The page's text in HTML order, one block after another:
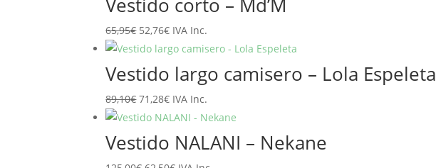
era:
135,95€.
es:
108,76€.
65,95€ El
precio
original
era:
65,95€.
52,76€El
precio
actual
es:
52,76€.
IVA Inc.
Vestido largo camisero – Lola Espeleta
89,10€El
precio
original
era:
71,28€El
precio
actual
es:
IVA Inc.
Vestido NALANI – Nekane